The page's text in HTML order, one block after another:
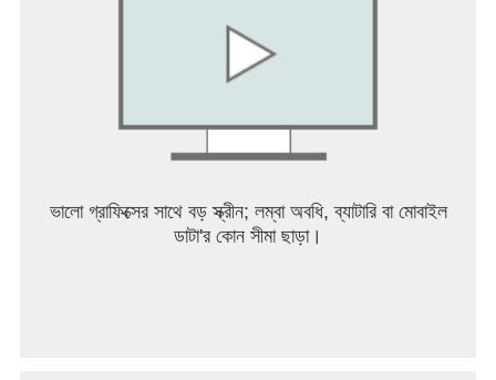
ভালো গ্রাফিক্সের সাথে বড় স্ক্রীন; লম্বা অবধি, ব্যাটারি বা মোবাইল
ডাটা'র কোন সীমা ছাড়া।